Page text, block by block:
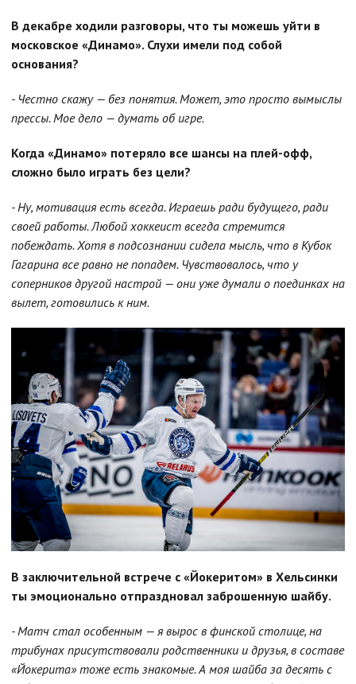
В декабре ходили разговоры, что ты можешь уйти в
московское «Динамо». Слухи имели под собой
основания?
- Честно скажу — без понятия. Может, это просто вымыслы
прессы. Мое дело — думать об игре.
Когда «Динамо» потеряло все шансы на плей-офф,
сложно было играть без цели?
- Ну, мотивация есть всегда. Играешь ради будущего, ради
своей работы. Любой хоккеист всегда стремится
побеждать. Хотя в подсознании сидела мысль, что в Кубок
Гагарина все равно не попадем. Чувствовалось, что у
соперников другой настрой — они уже думали о поединках на
вылет, готовились к ним.
В заключительной встрече с «Йокеритом» в Хельсинки
ты эмоционально отпраздновал заброшенную шайбу.
- Матч стал особенным — я вырос в финской столице, на
трибунах присутствовали родственники и друзья, в составе
«Йокерита» тоже есть знакомые. А моя шайба за десять с